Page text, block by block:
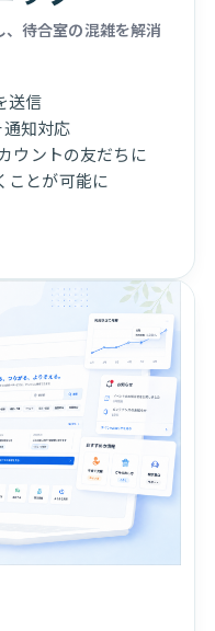
待合室の混雑を解消
送信
知対応
ウントの友だちに
ことが可能に